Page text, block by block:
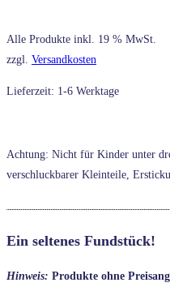
Alle Produkte inkl. 19 % MwSt.
zzgl. Versandkosten
Lieferzeit: 1-6 Werktage
Achtung: Nicht für Kinder unter
verschluckbarer Kleinteile,
Ein seltenes Fundstück!
Hinweis: Produkte ohne